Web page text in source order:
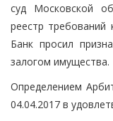
суд Московской
реестр требований
Банк просил
залогом имущества.
Определением
04.04.2017 в